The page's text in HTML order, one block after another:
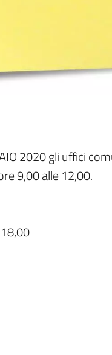
2020 gli uffici
9,00 alle 12,00.